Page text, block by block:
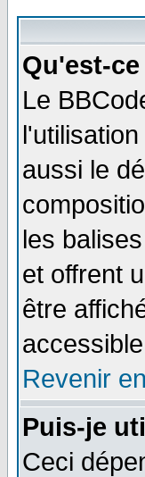
Qu'est-
Le
aussi le
les
et offrent
être
Revenir
Puis-je
Ceci